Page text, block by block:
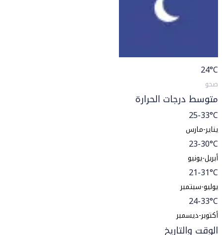
24°C
صحو
متوسط درجات الحرارة
25-33°C
يناير-مارس
23-30°C
أبريل-يونيو
21-31°C
يوليو-سبتمبر
24-33°C
أكتوبر-ديسمبر
الوقت والتاريخ